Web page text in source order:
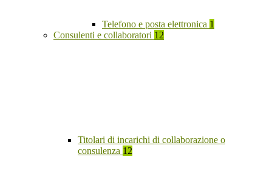
Telefono e posta elettronica 1
Consulenti e collaboratori 12
Titolari di incarichi di collaborazione o
consulenza 12